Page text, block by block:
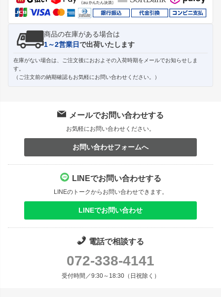
商品の在庫がある場合は
1～2営業日で出荷いたします
在庫がない場合は、ご注文後におおよその入荷時期をメールでお知らせしま
す。
（ご注文前の納期確認もお気軽にお問い合わせください。）
メールでお問い合わせする
お気軽にお問い合わせください。
お問い合わせフォームへ
LINEでお問い合わせする
LINEのトークからお問い合わせできます。
LINEでお問い合わせ
電話で相談する
072-338-4141
受付時間／9:30～18:30（日祝除く）